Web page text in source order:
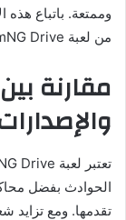
وممتعة. باتباع
من لعبة BeamNG Drive على جهاز الجوال الخاص بك.
الحوادث بفضل
تقدمها. ومع تزايد